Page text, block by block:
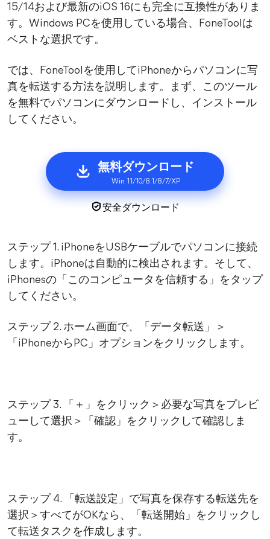
15/14および最新のiOS 16にも完全に互換性がありま
す。Windows PCを使用している場合、FoneToolは
ベストな選択です。
では、FoneToolを使用してiPhoneからパソコンに写
真を転送する方法を説明します。まず、このツール
を無料でパソコンにダウンロードし、インストール
してください。
無料ダウンロード
Win 11/10/8.1/8/7/XP
安全ダウンロード
ステップ 1. iPhoneをUSBケーブルでパソコンに接続
します。iPhoneは自動的に検出されます。そして、
iPhonesの「このコンピュータを信頼する」をタップ
してください。
ステップ 2. ホーム画面で、「データ転送」＞
「iPhoneからPC」オプションをクリックします。
ステップ 3. 「＋」をクリック＞必要な写真をプレビ
ューして選択＞「確認」をクリックして確認しま
す。
ステップ 4. 「転送設定」で写真を保存する転送先を
選択＞すべてがOKなら、「転送開始」をクリックし
て転送タスクを作成します。